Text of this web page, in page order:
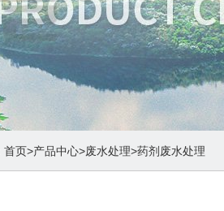
首页>产品中心>废水处理>药剂废水处理